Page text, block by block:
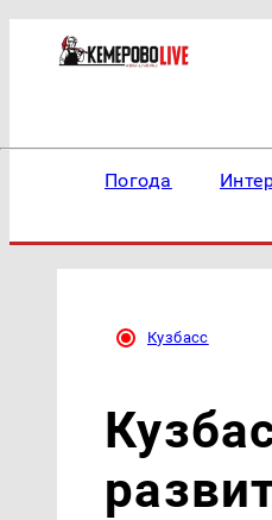
Погода
Кузбасс